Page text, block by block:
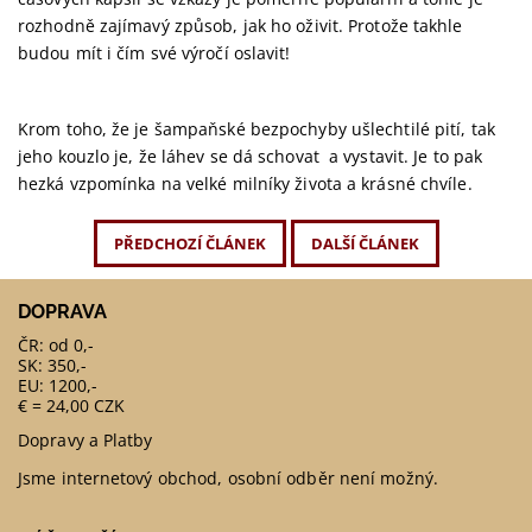
rozhodně zajímavý způsob, jak ho oživit. Protože takhle
budou mít i čím své výročí oslavit!
Krom toho, že je šampaňské bezpochyby ušlechtilé pití, tak
jeho kouzlo je, že láhev se dá schovat a vystavit. Je to pak
hezká vzpomínka na velké milníky života a krásné chvíle.
PŘEDCHOZÍ ČLÁNEK DALŠÍ ČLÁNEK
DOPRAVA
ČR: od 0,-
SK: 350,-
EU: 1200,-
€ = 24,00 CZK
Dopravy a Platby
Jsme internetový obchod, osobní odběr není možný.